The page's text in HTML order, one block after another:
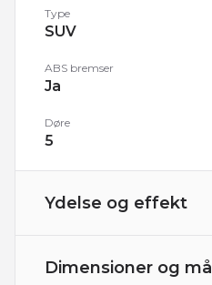
Type
SUV
ABS bremser
Ja
Døre
5
Ydelse og effekt
22,4 Km/l
Dimensioner og mål